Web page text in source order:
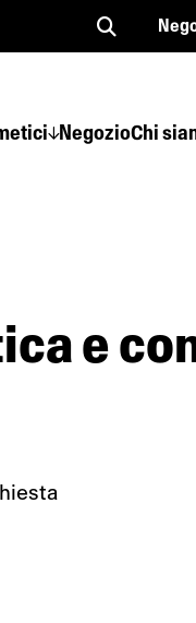
NegozioChi
e